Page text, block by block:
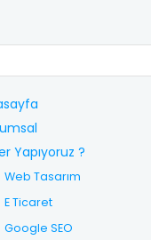
Yapıyoruz ?
Web Tasarım
E Ticaret
Google SEO